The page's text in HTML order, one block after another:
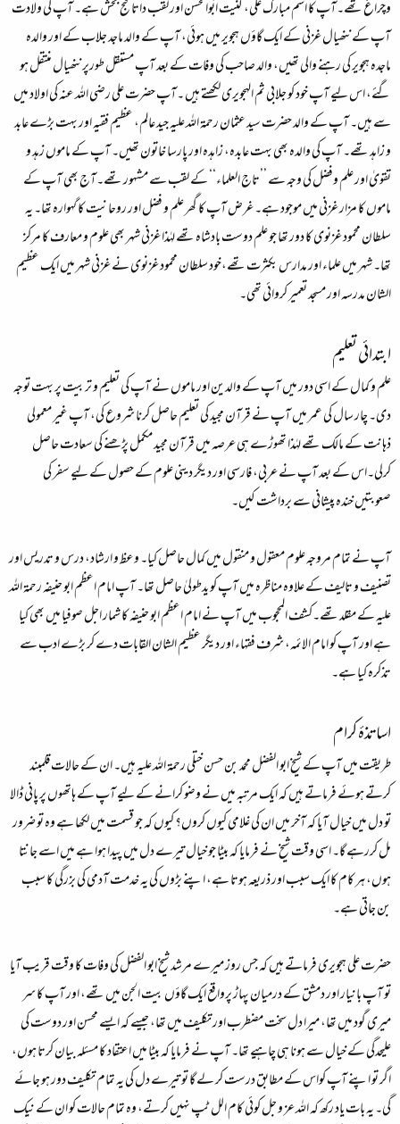
وچراغ تھے۔آپ کا اسم مبارک علی، کنیت ابُوالحسن اور لقب داتا گنج بخش ہے۔ آپ کی ولادت
آپ کے ننھیال غزنی کے ایک گاؤں ہجویر میں ہوئی، آپ کے والد ماجد جلاب کے اور والدہ
ماجدہ ہجویر کی رہنے والی تھیں، والد صاحب کی وفات کے بعد آپ مستقل طورپر ننھیال منتقل ہو
گئے، اس لیے آپ خود کو جلابی ثم الہجویری لکھتے ہیں ۔آپ حضرت علی رضی اللہ عنہ کی اولاد میں
سے ہیں۔ آپ کے والد حضرت سید عثمان رحمۃ اللہ علیہ جید عالم، عظیم فقیہ اور بہت بڑے عابد
و زاہد تھے۔ آپ کی والدہ بھی بہت عابدہ، زاہدہ اور پارسا خاتون تھیں۔ آپ کے ماموں زہد و
تقویٰ اور علم وفضل کی وجہ سے ’’تاج العلماء‘‘ کے لقب سے مشہور تھے۔آج بھی آپ کے
ماموں کا مزار غزنی میں موجود ہے۔ غرض آپ کا گھر علم و فضل اور روحانیت کا گہوارہ تھا۔ یہ
سلطان محمود غزنوی کا دور تھا جو علم دوست بادشاہ تھے لہٰذا غزنی شہر بھی علوم و معارف کا مرکز
تھا۔ شہر میں علماء اور مدارس بکثرت تھے،خود سلطان محمود غزنوی نے غزنی شہر میں ایک عظیم
الشان مدرسہ اور مسجد تعمیر کروائی تھی۔
ابتدائی تعلیم
علم و کمال کے اسی دور میں آپ کے والدین اور ماموں نے آپ کی تعلیم و تربیت پر بہت توجہ
دی۔ چار سال کی عمر میں آپ نے قرآن مجید کی تعلیم حاصل کرنا شروع کی، آپ غیر معمولی
ذہانت کے مالک تھے لہٰذا تھوڑے ہی عرصہ میں قرآن مجید مکمل پڑھنے کی سعادت حاصل
کرلی۔اس کے بعد آپ نے عربی، فارسی اور دیگر دینی علوم کے حصول کے لیے سفر کی
صعوبتیں خندہ پیشانی سے برداشت کیں۔
آپ نے تمام مروجہ علوم معقول و منقول میں کمال حاصل کیا۔ وعظ و ارشاد، درس و تدریس اور
تصنیف و تالیف کے علاوہ مناظرہ میں آپ کو یدطولیٰ حاصل تھا۔ آپ امام اعظم ابو حنیفہ رحمۃ اللہ
علیہ کے مقلد تھے۔کشف المحجوب میں آپ نے امام اعظم ابو حنیفہ کا شمار اجل صوفیا میں بھی کیا
ہے اور آپ کو امام الائمہ، شرف فقہاء اور دیگر عظیم الشان القابات دے کر بڑے ادب سے
تذکرہ کیا ہے۔
اساتذۂ کرام
طریقت میں آپ کے شیخ ابو الفضل محمد بن حسن ختلی رحمۃ اللہ علیہ ہیں۔ ان کے حالات قلمبند
کرتے ہوئے فرماتے ہیں کہ ایک مرتبہ میں نے وضو کرانے کے لیے آپ کے ہاتھوں پر پانی ڈالا
تو دل میں خیال آیا کہ آخر میں ان کی غلامی کیوں کروں؟ کیوں کہ جو قسمت میں لکھا ہے وہ تو ضرور
مل کررہے گا۔ اسی وقت شیخ نے فرمایا کہ بیٹا جو خیال تیرے دل میں پیدا ہوا ہے میں اسے جانتا
ہوں، ہر کام کا ایک سبب اور ذریعہ ہوتا ہے، اپنے بڑوں کی یہ خدمت آدمی کی بزرگی کا سبب
بن جاتی ہے۔
حضرت علی ہجویری فرماتے ہیں کہ جس روز میرے مرشد شیخ ابو الفضل کی وفات کا وقت قریب آیا
تو آپ بانیار اور دمشق کے درمیان پہاڑ پرواقع ایک گاؤں بیت الجن میں تھے، اور آپ کا سر
میری گود میں تھا، میرا دل سخت مضطرب اور تکلیف میں تھا، جیسے کہ ایسے محسن اور دوست کی
علیحدگی کے خیال سے ہونا ہی چاہیے تھا۔ آپ نے فرمایا کہ بیٹا میں اعتقاد کا مسئلہ بیان کرتا ہوں،
اگر تو اپنے آپ کواس کے مطابق درست کر لے گا تو تیرے دل کی یہ تمام تکلیف دور ہو جائے
گی۔ یہ بات یاد رکھ کہ اللہ عز و جل کوئی کام الل ٹپ نہیں کرتے، وہ تمام حالات کو ان کے نیک